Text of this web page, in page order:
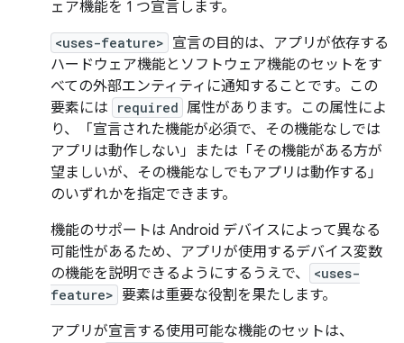
ェア機能を 1 つ宣言します。
<uses-feature> 宣言の目的は、アプリが依存する
ハードウェア機能とソフトウェア機能のセットをす
べての外部エンティティに通知することです。この
要素には
required 属性があります。この属性によ
り、「宣言された機能が必須で、その機能なしでは
アプリは動作しない」または「その機能がある方が
望ましいが、その機能なしでもアプリは動作する」
のいずれかを指定できます。
機能のサポートは Android デバイスによって異なる
可能性があるため、アプリが使用するデバイス変数
の機能を説明できるようにするうえで、
<uses-
feature> 要素は重要な役割を果たします。
アプリが宣言する使用可能な機能のセットは、